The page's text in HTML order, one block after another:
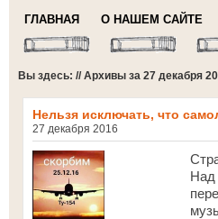
ГЛАВНАЯ О НАШЕМ САЙТЕ
Вы здесь: // Архивы за 27 декабря
Нельзя исключать, что
27 декабря 2016
Над